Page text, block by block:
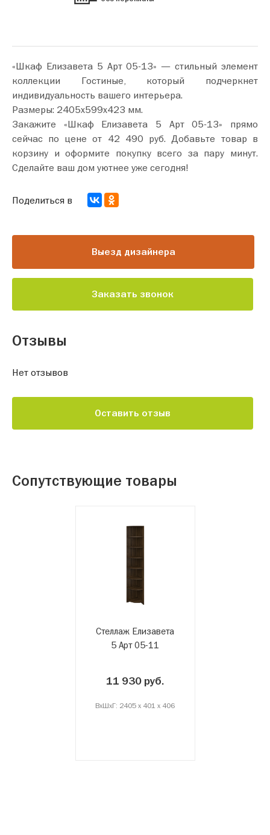
«Шкаф Елизавета 5 Арт 05-13» — стильный элемент
коллекции Гостиные, который подчеркнет
индивидуальность вашего интерьера.
Размеры: 2405х599х423 мм.
Закажите «Шкаф Елизавета 5 Арт 05-13» прямо
сейчас по цене от 42 490 руб. Добавьте товар в
корзину и оформите покупку всего за пару минут.
Сделайте ваш дом уютнее уже сегодня!
Выезд дизайнера
Заказать звонок
Поделиться в
Отзывы
Нет отзывов
Оставить отзыв
Сопутствующие товары
Стеллаж Елизавета
5 Арт 05-11
11 930 руб.
ВxШxГ: 2405 x 401 x 406